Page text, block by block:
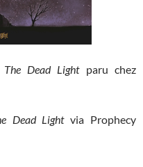
The Dead Lightparu chez
Dead Lightvia Prophecy